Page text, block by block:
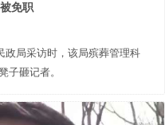
免职
政局采访时，该局殡葬管理科
子砸记者。